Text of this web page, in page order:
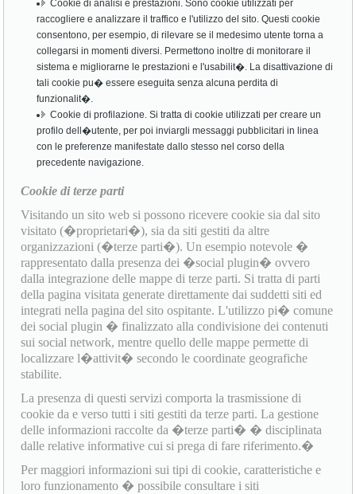
Cookie di analisi e prestazioni. Sono cookie utilizzati per
raccogliere e analizzare il traffico e l'utilizzo del sito. Questi cookie
consentono, per esempio, di rilevare se il medesimo utente torna a
collegarsi in momenti diversi. Permettono inoltre di monitorare il
sistema e migliorarne le prestazioni e l'usabilit�. La disattivazione di
tali cookie pu� essere eseguita senza alcuna perdita di
funzionalit�.
Cookie di profilazione. Si tratta di cookie utilizzati per creare un
profilo dell�utente, per poi inviargli messaggi pubblicitari in linea
con le preferenze manifestate dallo stesso nel corso della
precedente navigazione.
Cookie di terze parti
Visitando un sito web si possono ricevere cookie sia dal sito
visitato (�proprietari�), sia da siti gestiti da altre
organizzazioni (�terze parti�). Un esempio notevole �
rappresentato dalla presenza dei �social plugin� ovvero
dalla integrazione delle mappe di terze parti. Si tratta di parti
della pagina visitata generate direttamente dai suddetti siti ed
integrati nella pagina del sito ospitante. L'utilizzo pi� comune
dei social plugin � finalizzato alla condivisione dei contenuti
sui social network, mentre quello delle mappe permette di
localizzare l�attivit� secondo le coordinate geografiche
stabilite.
La presenza di questi servizi comporta la trasmissione di
cookie da e verso tutti i siti gestiti da terze parti. La gestione
delle informazioni raccolte da �terze parti� � disciplinata
dalle relative informative cui si prega di fare riferimento.�
Per maggiori informazioni sui tipi di cookie, caratteristiche e
loro funzionamento � possibile consultare i siti